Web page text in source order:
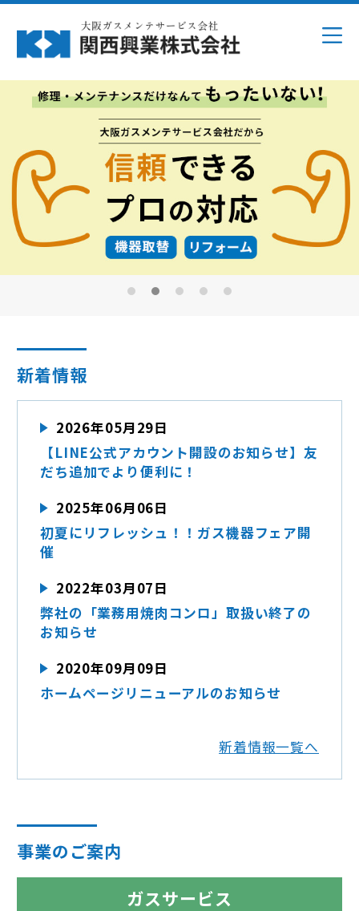
新着情報
2026年05月29日
【LINE公式アカウント開設のお知らせ】友
だち追加でより便利に！
2025年06月06日
初夏にリフレッシュ！！ガス機器フェア開
催
2022年03月07日
弊社の「業務用焼肉コンロ」取扱い終了の
お知らせ
2020年09月09日
ホームページリニューアルのお知らせ
新着情報一覧へ
事業のご案内
ガスサービス